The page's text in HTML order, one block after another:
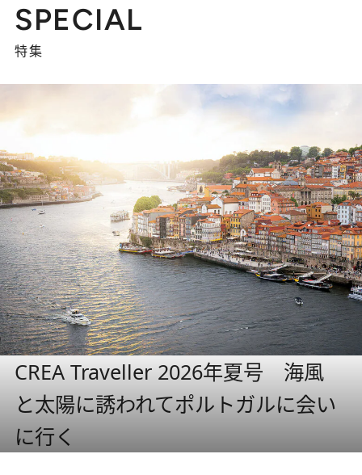
SPECIAL
特集
CREA Traveller 2026年夏号 海風
と太陽に誘われてポルトガルに会い
に行く